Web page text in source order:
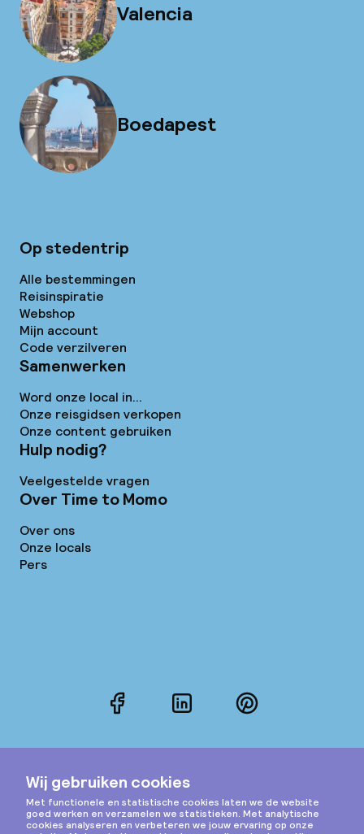
Valencia
Boedapest
Op stedentrip
Alle bestemmingen
Reisinspiratie
Webshop
Mijn account
Code verzilveren
Samenwerken
Word onze local in...
Onze reisgidsen verkopen
Onze content gebruiken
Hulp nodig?
Veelgestelde vragen
Over Time to Momo
Over ons
Onze locals
Pers
FacebookLinkedInPinterest
Instagram